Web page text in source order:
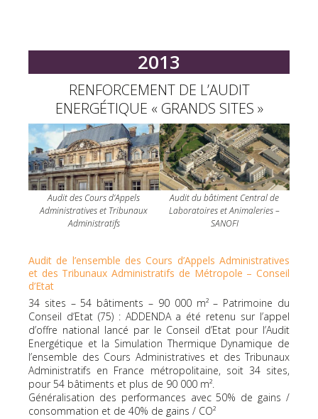
2013
RENFORCEMENT DE L’AUDIT
ENERGÉTIQUE « GRANDS SITES »
Audit des Cours d’Appels
Administratives et Tribunaux
Administratifs
Audit du bâtiment Central de
Laboratoires et Animaleries –
SANOFI
Audit de l’ensemble des Cours d’Appels Administratives
et des Tribunaux Administratifs de Métropole – Conseil
d’Etat
34 sites – 54 bâtiments – 90 000 m² – Patrimoine du
Conseil d’Etat (75) : ADDENDA a été retenu sur l’appel
d’offre national lancé par le Conseil d’Etat pour l’Audit
Energétique et la Simulation Thermique Dynamique de
l’ensemble des Cours Administratives et des Tribunaux
Administratifs en France métropolitaine, soit 34 sites,
pour 54 bâtiments et plus de 90 000 m².
Généralisation des performances avec 50% de gains /
consommation et de 40% de gains / CO²